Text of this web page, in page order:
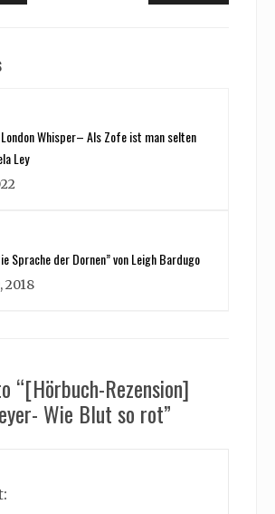
Whisper– Als Zofe ist man selten
Ley
Sprache der Dornen” von Leigh Bardugo
2018
“[Hörbuch-Rezension]
Wie Blut so rot”